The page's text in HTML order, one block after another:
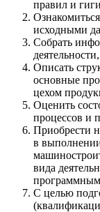
правил и
исходными
Собрать
Описать
основные
цехом
Оценить
процессов и
Приобрести
в
вида
С целью